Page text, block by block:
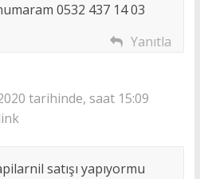
0532 437 14 03
Yanıtla
tarihinde, saat 15:09
satışı yapıyormu